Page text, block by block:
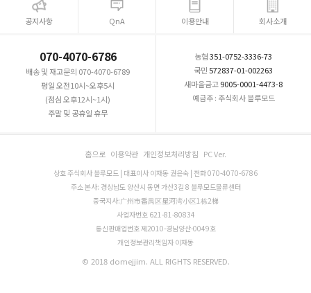
공지사항 QnA 이용안내 회사소개
070-4070-6786
배송 및 재고문의 070-4070-6789
평일 오전10시~오후5시
(점심 오후12시~1시)
주말 및 공휴일 휴무
농협351-0752-3336-73
국민 572837-01-002263
새마을금고9005-0001-4473-8
예금주 : 주식회사 블루모드
홈으로 이용약관 개인정보처리방침 PC Ver.
상호 주식회사 블루모드 | 대표이사 이재동 권은숙 | 전화 070-4070-6786
주소 본사: 경상남도 양산시 동면 가산3길 8 블루모드물류센터
중국지사:广州市番禺区星河湾小区1栋2梯
사업자번호 621-81-80834
통신판매업번호 제2010-경남양산-0049호
개인정보관리책임자 이재동
© 2018 domejjim. ALL RIGHTS RESERVED.